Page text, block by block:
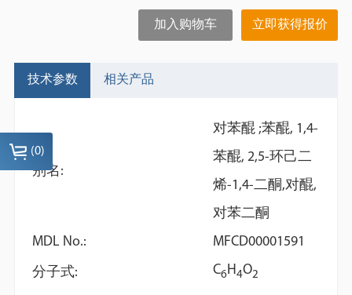
立即获得报价
加入购物车
技术参数 相关产品
别名:
对苯醌 ;苯醌, 1,4-
苯醌, 2,5-环己二
烯-1,4-二酮,对醌,
对苯二酮
MDL No.:
MFCD00001591
分子式: C6H4O2
Dimethyl phthalate Benzonitrile
(0)